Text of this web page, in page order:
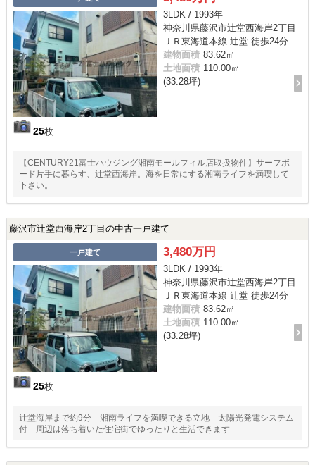
25枚
3LDK / 1993年
神奈川県藤沢市辻堂西海岸2丁目
ＪＲ東海道本線 辻堂 徒歩24分
建物面積 83.62㎡
土地面積 110.00㎡
(33.28坪)
【CENTURY21富士ハウジング湘南モールフィル店取扱物件】サーフボ
ード片手に暮らす、辻堂西海岸。海を日常にする湘南ライフを満喫して
下さい。
藤沢市辻堂西海岸2丁目の中古一戸建て
一戸建て
25枚
3,480万円
3LDK / 1993年
神奈川県藤沢市辻堂西海岸2丁目
ＪＲ東海道本線 辻堂 徒歩24分
建物面積 83.62㎡
土地面積 110.00㎡
(33.28坪)
辻堂海岸まで約9分 湘南ライフを満喫できる立地 太陽光発電システム
付 周辺は落ち着いた住宅街でゆったりと生活できます